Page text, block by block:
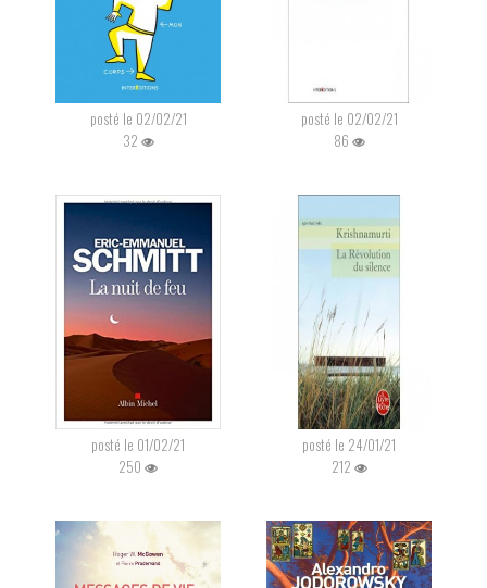
posté le 02/02/21
32
posté le 02/02/21
86
posté le 01/02/21
250
posté le 24/01/21
212